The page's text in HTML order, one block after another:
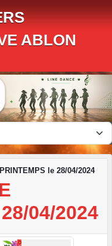
ABLON
le 28/04/2024
04/2024